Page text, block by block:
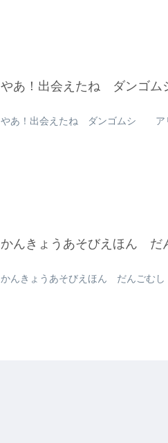
やあ！出会えたね ダンゴム
やあ！出会えたね ダンゴムシ
かんきょうあそびえほん だ
かんきょうあそびえほん だんご